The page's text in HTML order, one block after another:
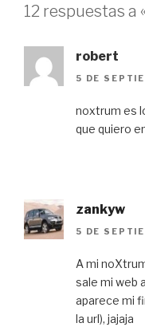
12 respuestas a
robert
5 DE
noxtrum es
que quiero
zankyw
5 DE
A mi
sale mi web
aparece mi
la url), jajaja